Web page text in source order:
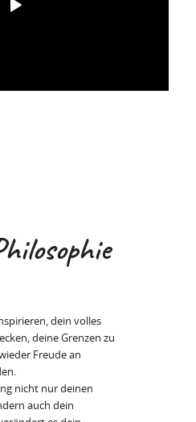
dein volles
deine Grenzen zu
Freude an
nicht nur deinen
auch dein